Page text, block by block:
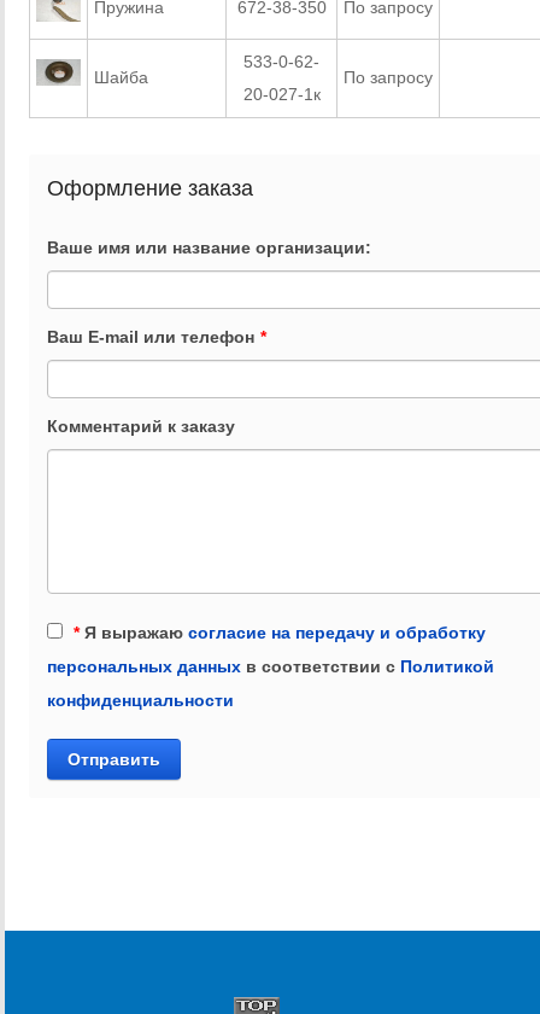
Пружина 672-38-350 По запросу
Шайба
533-0-62-
20-027-1к
По запросу
Оформление заказа
Ваше имя или название организации:
Ваш E-mail или телефон *
Комментарий к заказу
*Я выражаю согласие на передачу и обработку
персональных данных в соответствии с Политикой
конфиденциальности
Отправить